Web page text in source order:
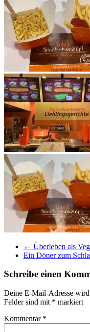
← Überleben als
Ein Döner zum
Schreibe einen
Deine E-Mail-Adresse
Felder sind mit * markiert
Kommentar *